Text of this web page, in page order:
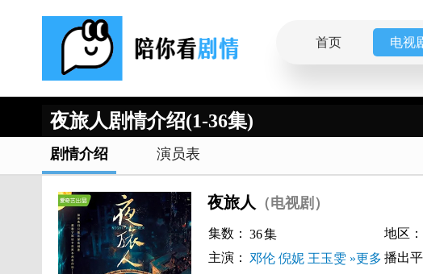
首页 电视
夜旅人剧情介绍(1-36集)
剧情介绍 演员表
夜旅人 （电视剧）
集数： 36集 地区：
主演： 邓伦 倪妮 王玉雯 »更多 播出平